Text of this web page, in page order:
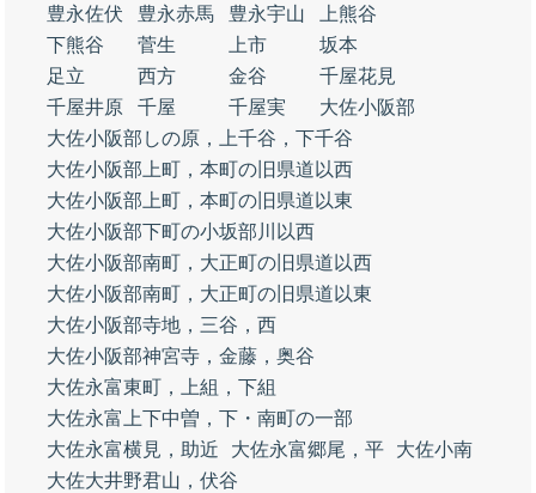
豊永佐伏
豊永赤馬 豊永宇山
上熊谷
下熊谷
菅生 上市
坂本
足立
西方 金谷
千屋花見
千屋井原
千屋 千屋実
大佐小阪部
大佐小阪部しの原，上千谷，下千谷
大佐小阪部上町，本町の旧県道以西
大佐小阪部上町，本町の旧県道以東
大佐小阪部下町の小坂部川以西
大佐小阪部南町，大正町の旧県道以西
大佐小阪部南町，大正町の旧県道以東
大佐小阪部寺地，三谷，西
大佐小阪部神宮寺，金藤，奥谷
大佐永富東町，上組，下組
大佐永富上下中曽，下・南町の一部
大佐永富横見，助近
大佐永富郷尾，平
大佐小南
大佐大井野君山，伏谷